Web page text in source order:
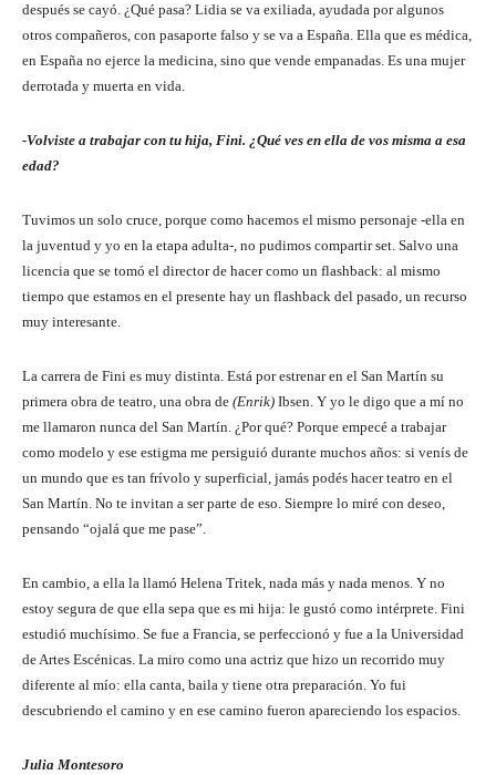
después se cayó. ¿Qué pasa? Lidia se va exiliada, ayudada por algunos
otros compañeros, con pasaporte falso y se va a España. Ella que es médica,
en España no ejerce la medicina, sino que vende empanadas. Es una mujer
derrotada y muerta en vida.
-Volviste a trabajar con tu hija, Fini. ¿Qué ves en ella de vos misma a esa
edad?
Tuvimos un solo cruce, porque como hacemos el mismo personaje -ella en
la juventud y yo en la etapa adulta-, no pudimos compartir set. Salvo una
licencia que se tomó el director de hacer como un flashback: al mismo
tiempo que estamos en el presente hay un flashback del pasado, un recurso
muy interesante.
La carrera de Fini es muy distinta. Está por estrenar en el San Martín su
primera obra de teatro, una obra de (Enrik) Ibsen. Y yo le digo que a mí no
me llamaron nunca del San Martín. ¿Por qué? Porque empecé a trabajar
como modelo y ese estigma me persiguió durante muchos años: si venís de
un mundo que es tan frívolo y superficial, jamás podés hacer teatro en el
San Martín. No te invitan a ser parte de eso. Siempre lo miré con deseo,
pensando “ojalá que me pase”.
En cambio, a ella la llamó Helena Tritek, nada más y nada menos. Y no
estoy segura de que ella sepa que es mi hija: le gustó como intérprete. Fini
estudió muchísimo. Se fue a Francia, se perfeccionó y fue a la Universidad
de Artes Escénicas. La miro como una actriz que hizo un recorrido muy
diferente al mío: ella canta, baila y tiene otra preparación. Yo fui
descubriendo el camino y en ese camino fueron apareciendo los espacios.
Julia Montesoro